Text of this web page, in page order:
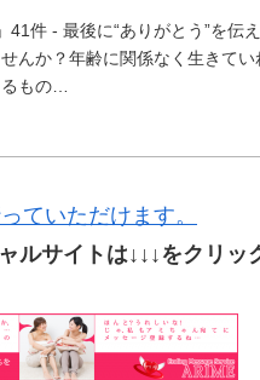
41件 - 最後に“ありがとう”を伝
んか？年齢に関係なく生きてい
るもの…
ていただけます。
ルサイトは↓↓↓をクリッ